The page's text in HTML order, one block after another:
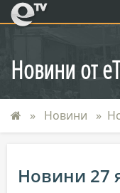
eTV
Новини от
Новини
Новини 27